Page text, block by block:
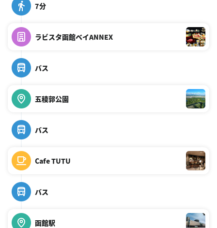
7分
ラビスタ函館ベイANNEX
バス
五稜郭公園
バス
Cafe TUTU
バス
函館駅